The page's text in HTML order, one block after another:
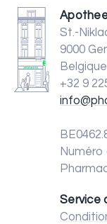
St.-
9000
Belgique
+32 9
Numéro
Service